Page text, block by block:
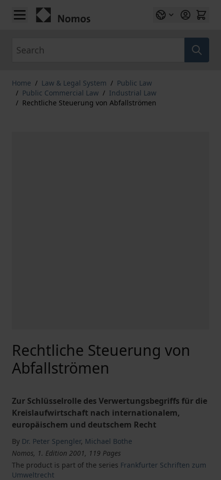
Skip to Content
Home / Law & Legal System / Public Law
/ Public Commercial Law / Industrial Law
/ Rechtliche Steuerung von Abfallströmen
Rechtliche Steuerung von
Abfallströmen
Zur Schlüsselrolle des Verwertungsbegriffs für die
Kreislaufwirtschaft nach internationalem,
europäischem und deutschem Recht
By Dr. Peter Spengler, Michael Bothe
Nomos, 1. Edition 2001, 119 Pages
The product is part of the series Frankfurter Schriften zum
Umweltrecht